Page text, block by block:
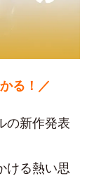
る！／
の新作発表
ける熱い思